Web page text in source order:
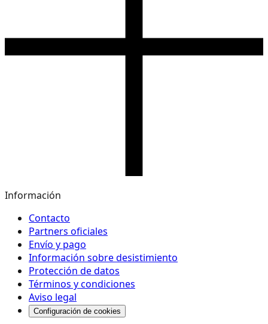
Información
Contacto
Partners oficiales
Envío y pago
Información sobre desistimiento
Protección de datos
Términos y condiciones
Aviso legal
Configuración de cookies